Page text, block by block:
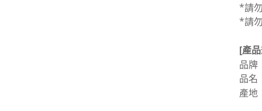
*請
*請
[產
品牌
品名
產地